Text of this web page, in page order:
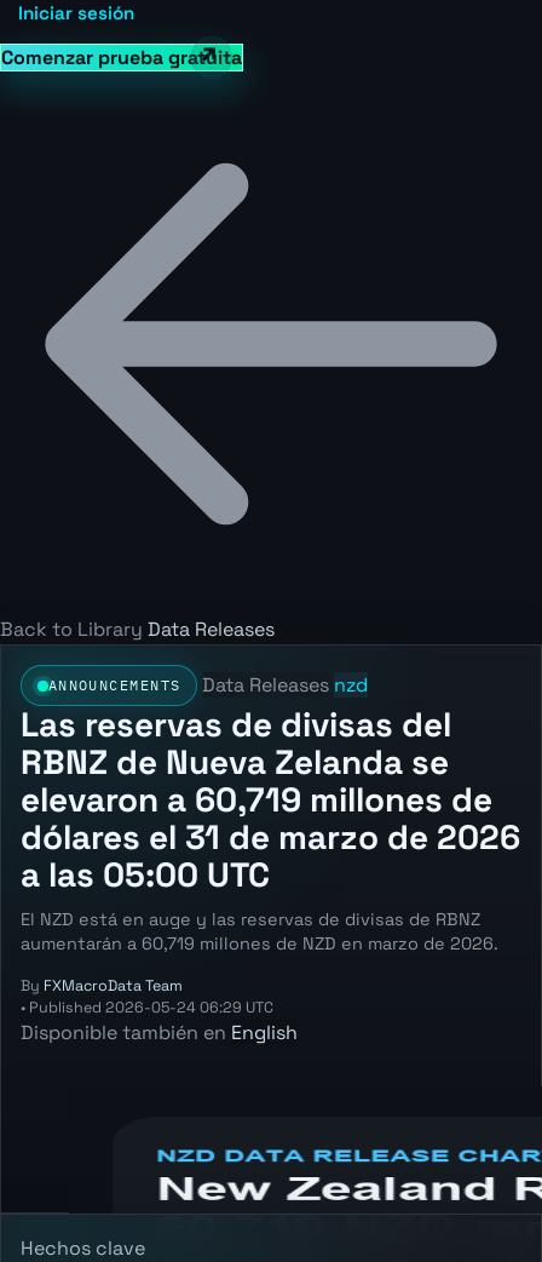
Iniciar sesión
Comenzar prueba gratuita
Back to Library Data Releases
ANNOUNCEMENTS Data Releases nzd
Las reservas de divisas del
RBNZ de Nueva Zelanda se
elevaron a 60,719 millones de
dólares el 31 de marzo de 2026
a las 05:00 UTC
El NZD está en auge y las reservas de divisas de RBNZ
aumentarán a 60,719 millones de NZD en marzo de 2026.
By FXMacroData Team
• Published 2026-05-24 06:29 UTC
Disponible también en English
previous reading, and release context.
Hechos clave